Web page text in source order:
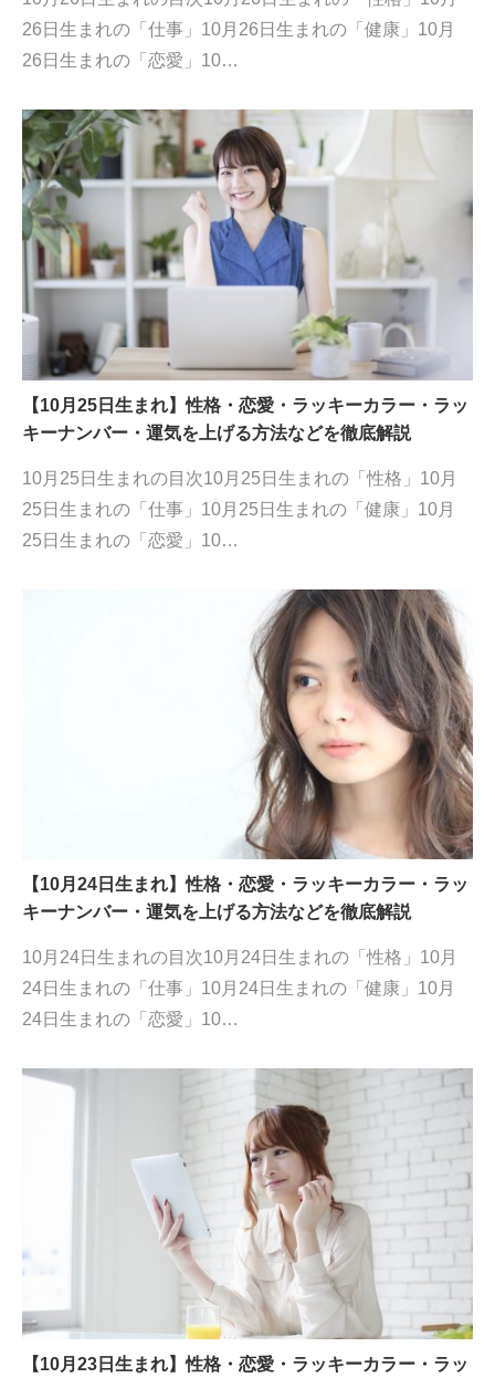
26日生まれの「仕事」10月26日生まれの「健康」10月
26日生まれの「恋愛」10…
【10月25日生まれ】性格・恋愛・ラッキーカラー・ラッ
キーナンバー・運気を上げる方法などを徹底解説
10月25日生まれの目次10月25日生まれの「性格」10月
25日生まれの「仕事」10月25日生まれの「健康」10月
25日生まれの「恋愛」10…
【10月24日生まれ】性格・恋愛・ラッキーカラー・ラッ
キーナンバー・運気を上げる方法などを徹底解説
10月24日生まれの目次10月24日生まれの「性格」10月
24日生まれの「仕事」10月24日生まれの「健康」10月
24日生まれの「恋愛」10…
【10月23日生まれ】性格・恋愛・ラッキーカラー・ラッ